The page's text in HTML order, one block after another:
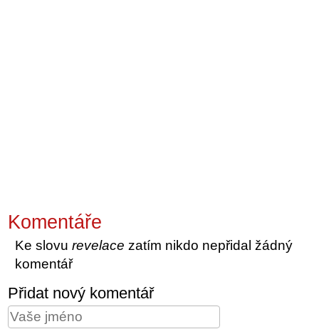
Komentáře
Ke slovurevelace zatím nikdo nepřidal žádný
komentář
Přidat nový komentář